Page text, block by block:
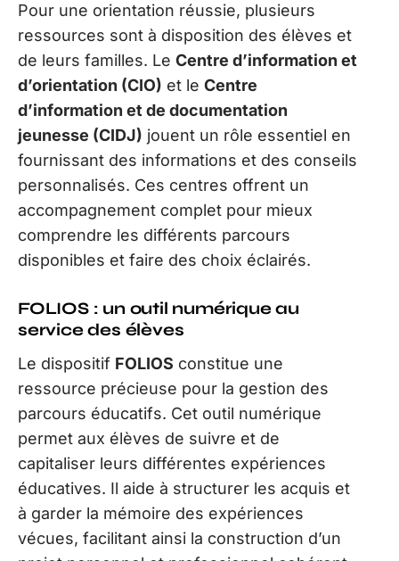
Pour une orientation réussie, plusieurs
ressources sont à disposition des élèves et
de leurs familles. Le Centre d’information et
d’orientation (CIO) et le Centre
d’information et de documentation
jeunesse (CIDJ) jouent un rôle essentiel en
fournissant des informations et des conseils
personnalisés. Ces centres offrent un
accompagnement complet pour mieux
comprendre les différents parcours
disponibles et faire des choix éclairés.
FOLIOS : un outil numérique au
service des élèves
Le dispositif FOLIOS constitue une
ressource précieuse pour la gestion des
parcours éducatifs. Cet outil numérique
permet aux élèves de suivre et de
capitaliser leurs différentes expériences
éducatives. Il aide à structurer les acquis et
à garder la mémoire des expériences
vécues, facilitant ainsi la construction d’un